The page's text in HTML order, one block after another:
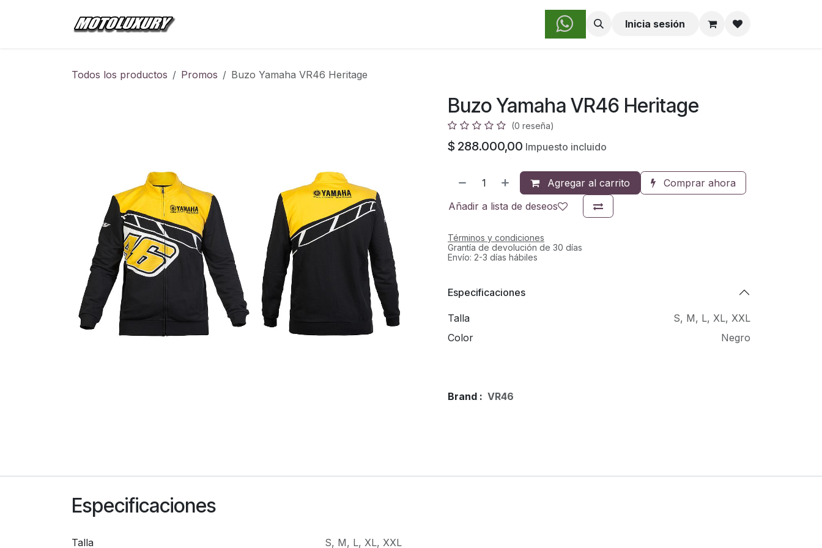
Sobre Nosotros Inicia sesión
Todos los productos Promos Buzo Yamaha VR46 Heritage
Buzo Yamaha VR46 Heritage
(0 reseña)
$ 288.000,00 Impuesto incluido
Agregar al carrito
Comprar ahora
Añadir a lista de deseos
Términos y condiciones
Grantía de devolución de 30 días
Envío: 2-3 días hábiles
Especificaciones
Talla S, M, L, XL, XXL
Color
Negro
Brand : VR46
Especificaciones
Talla S, M, L, XL, XXL